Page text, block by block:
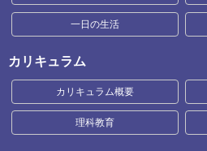
一日の生活
カリキュラム
カリキュラム概要
理科教育